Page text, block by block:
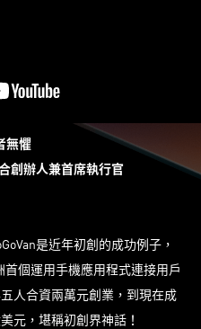
無懼
創辦人兼首席執行官
是近年初創的成功例子，
首個運用手機應用程式連接用戶
人合資兩萬元創業，到現在成
元，堪稱初創界神話！